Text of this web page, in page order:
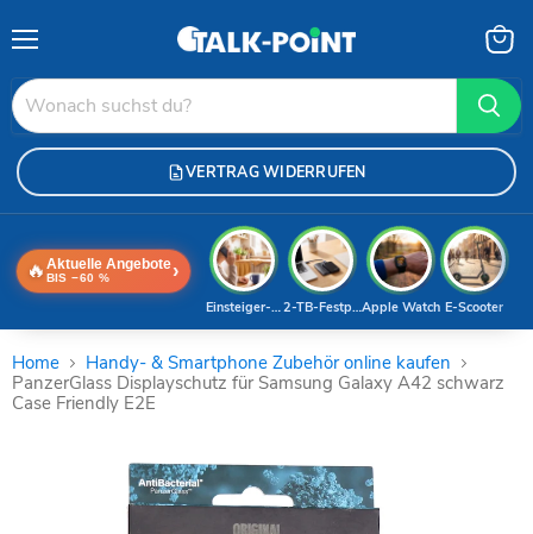
VERTRAG WIDERRUFEN
🔥 Aktuelle Angebote
BIS −60 % ›
E-Scooter
Apple Watch
2-TB-Festplatte
Einsteiger-Handy
Home
Handy- & Smartphone Zubehör online kaufen
PanzerGlass Displayschutz für Samsung Galaxy A42 schwarz
Case Friendly E2E